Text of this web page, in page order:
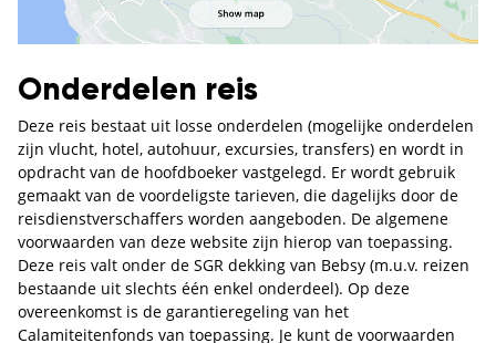
Onderdelen reis
Deze reis bestaat uit losse onderdelen (mogelijke onderdelen
zijn vlucht, hotel, autohuur, excursies, transfers) en wordt in
opdracht van de hoofdboeker vastgelegd. Er wordt gebruik
gemaakt van de voordeligste tarieven, die dagelijks door de
reisdienstverschaffers worden aangeboden. De algemene
voorwaarden van deze website zijn hierop van toepassing.
Deze reis valt onder de SGR dekking van Bebsy (m.u.v. reizen
bestaande uit slechts één enkel onderdeel). Op deze
overeenkomst is de garantieregeling van het
Calamiteitenfonds van toepassing. Je kunt de voorwaarden